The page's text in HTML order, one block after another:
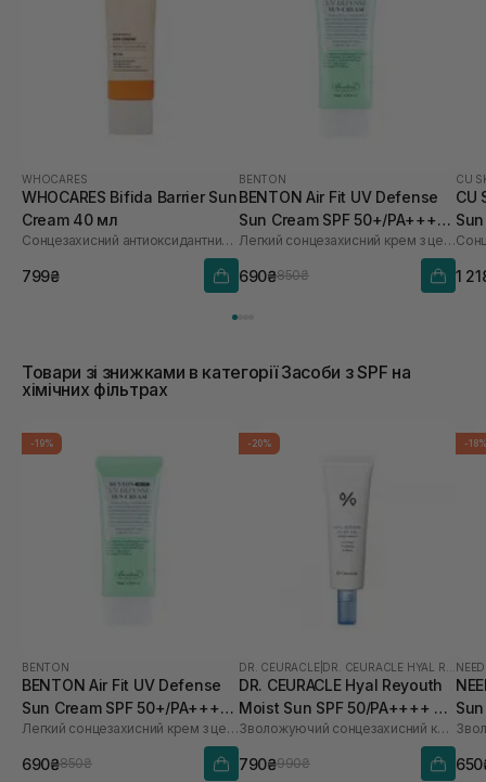
WHOCARES
WHOCARES Bifida Barrier Sun
Cream 40 мл
Сонцезахисний антиоксидантний крем
799₴
BENTON
BENTON Air Fit UV Defense
Sun Cream SPF 50+/PA++++
50 мл
Легкий сонцезахисний крем з центелою
690₴850₴
CU
CU
60
1
Товари зі знижками в категорії Засоби з SPF на
хімічних фільтрах
-19%
BENTON
BENTON Air Fit UV Defense
Sun Cream SPF 50+/PA++++
50 мл
Легкий сонцезахисний крем з центелою
690₴850₴
-20%
DR. CEURACLE
DR. CEURACLE Hyal Reyouth
Moist Sun SPF 50/PA++++ 50
мл
Зволожуючий сонцезахисний крем для обличчя з гіалуроновою кислотою
790₴990₴
-